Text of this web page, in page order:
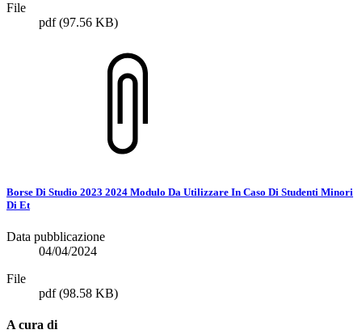
File
pdf(97.56 KB)
Borse Di Studio 2023 2024 Modulo Da Utilizzare In Caso Di Studenti Minori
Di Et
Data pubblicazione
04/04/2024
File
pdf(98.58 KB)
A cura di